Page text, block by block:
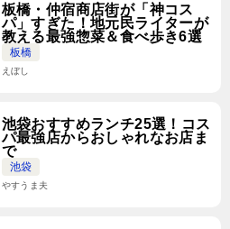
板橋・仲宿商店街が「神コス
パ」すぎた！地元民ライターが
教える最強惣菜＆食べ歩き6選
板橋
えぼし
池袋おすすめランチ25選！コス
パ最強店からおしゃれなお店ま
で
池袋
やすうま夫